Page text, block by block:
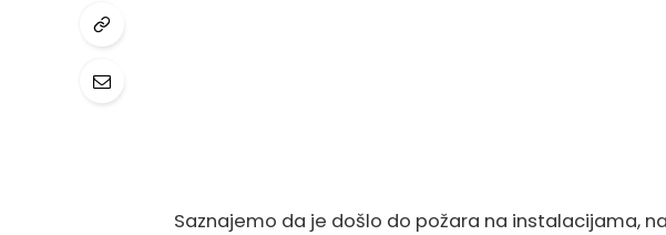
Saznajemo da je došlo do požara na instalacijama,